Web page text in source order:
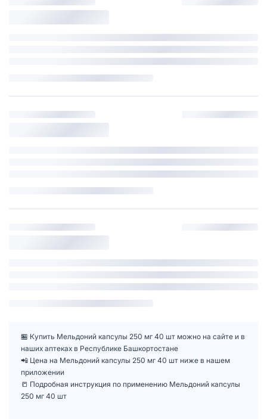
🏪 Купить Мельдоний капсулы 250 мг 40 шт можно на сайте и в
наших аптеках в Республике Башкортостане
📲 Цена на Мельдоний капсулы 250 мг 40 шт ниже в нашем
приложении
📒 Подробная инструкция по применению Мельдоний капсулы
250 мг 40 шт